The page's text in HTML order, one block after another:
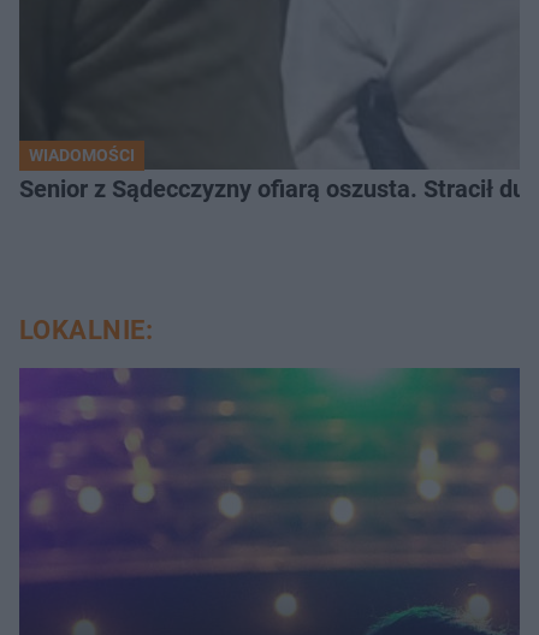
WIADOMOŚCI
Senior z Sądecczyzny ofiarą oszusta. Stracił
LOKALNIE: